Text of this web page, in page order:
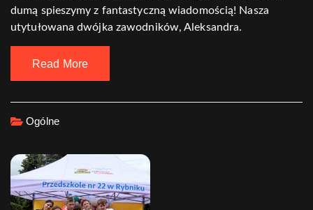
dumą spieszymy z fantastyczną wiadomością! Nasza
utytułowana dwójka zawodników, Aleksandra.
Read More
Ogólne